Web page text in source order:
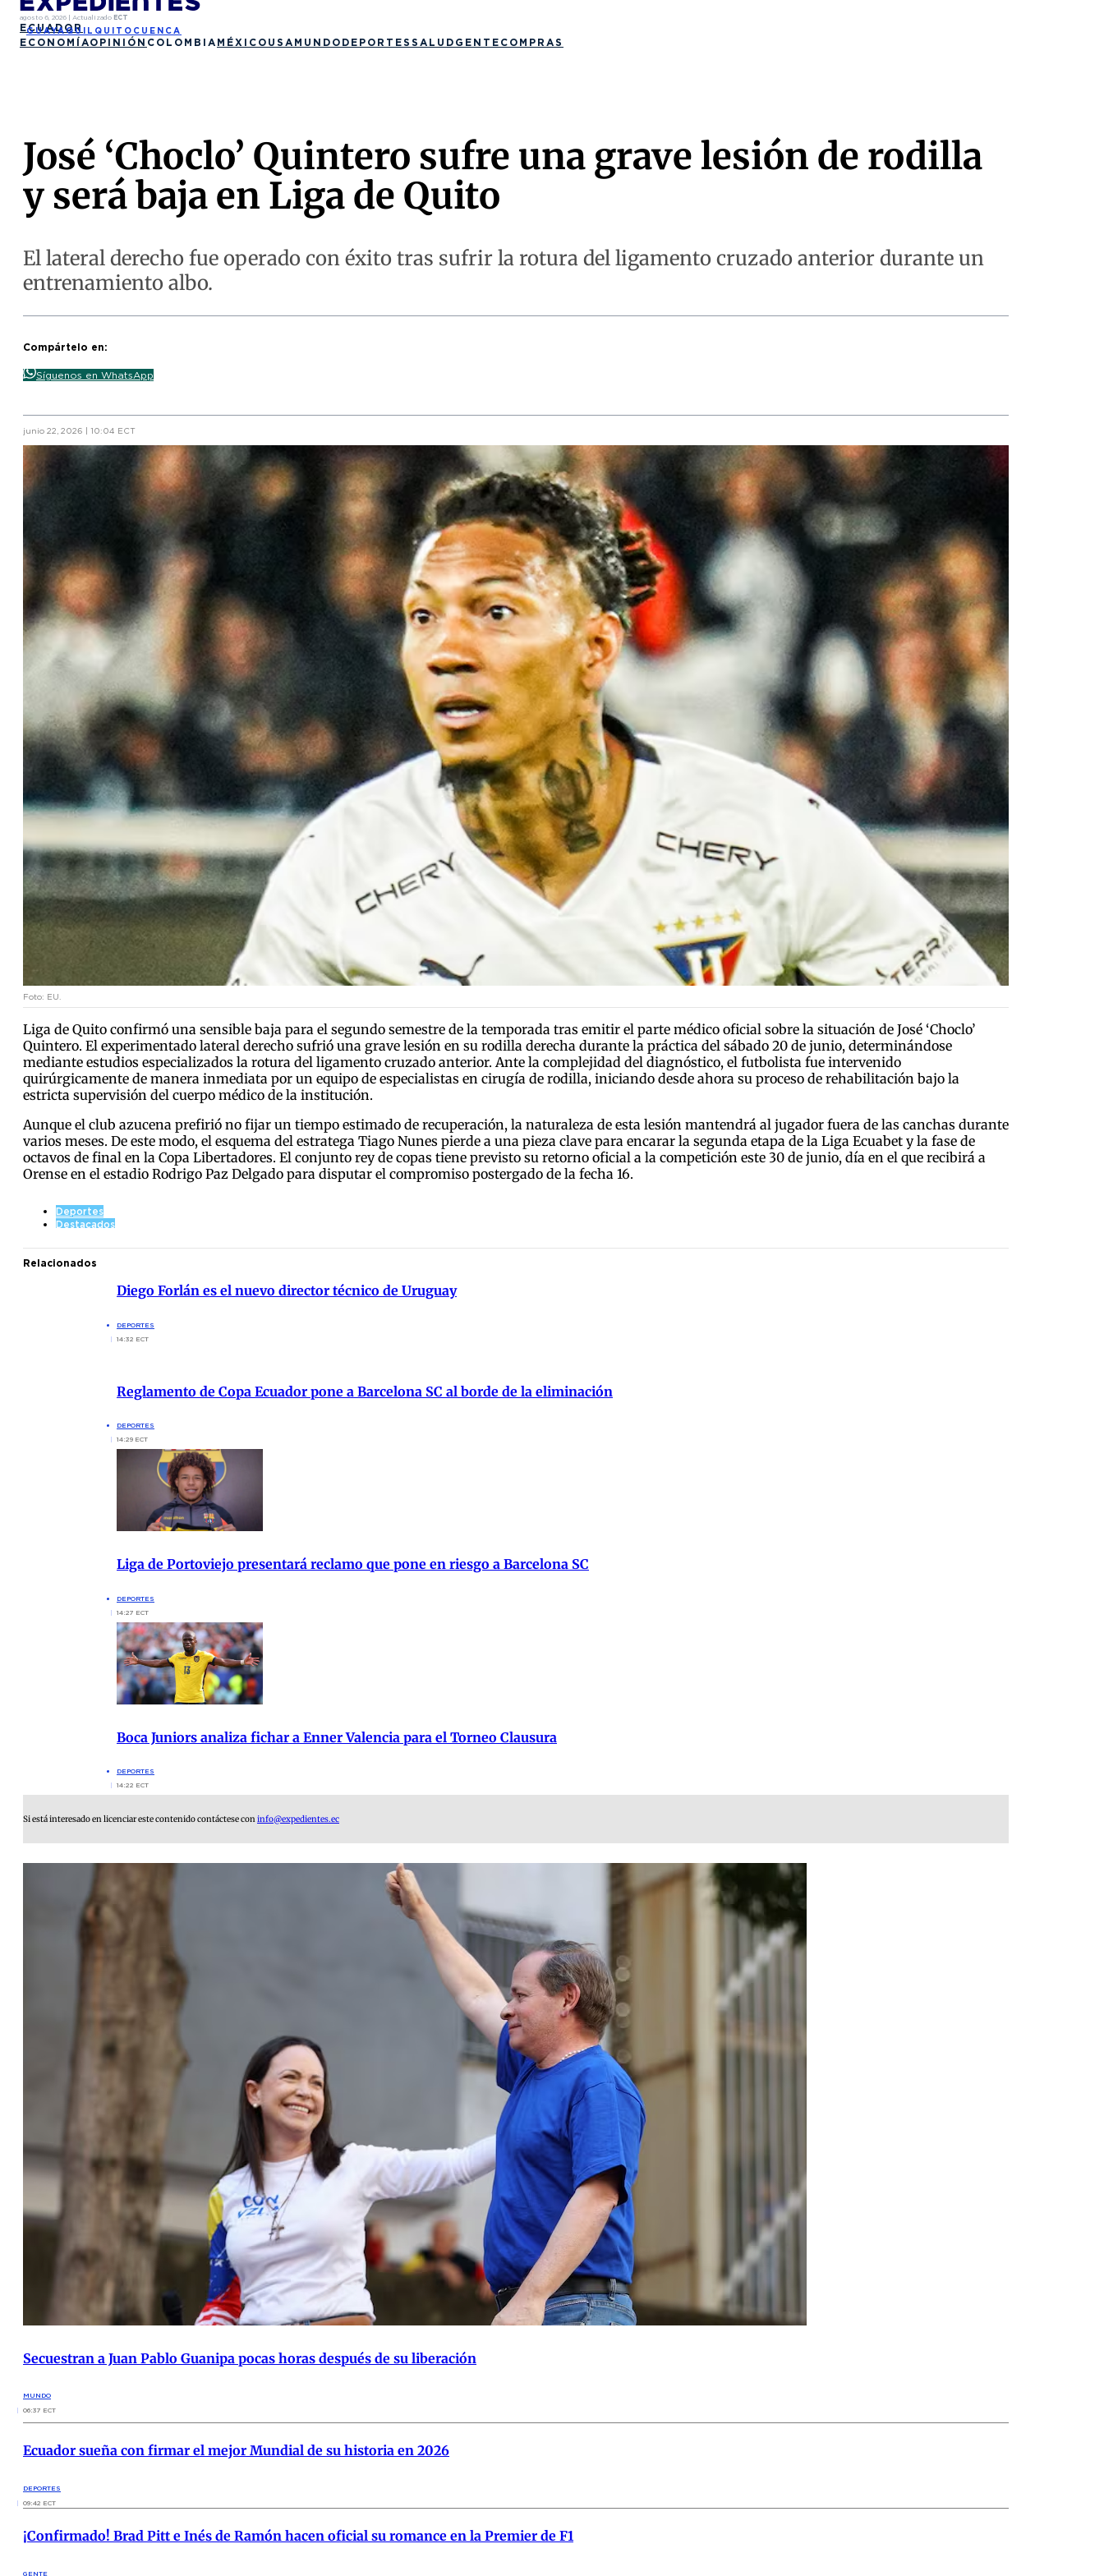
agosto 6, 2026 | Actualizado ECT
ECUADOR
GUAYAQUIL QUITO CUENCA
ECONOMÍAOPINIÓN COLOMBIA MÉXICO USA MUNDO DEPORTES SALUD GENTE COMPRAS
José ‘Choclo’ Quintero sufre una grave lesión de rodilla
y será baja en Liga de Quito
El lateral derecho fue operado con éxito tras sufrir la rotura del ligamento cruzado anterior durante un
entrenamiento albo.
Compártelo en:
Síguenos en WhatsApp
junio 22, 2026 | 10:04 ECT
Foto: EU.
Liga de Quito confirmó una sensible baja para el segundo semestre de la temporada tras emitir el parte médico oficial sobre la situación de José ‘Choclo’
Quintero. El experimentado lateral derecho sufrió una grave lesión en su rodilla derecha durante la práctica del sábado 20 de junio, determinándose
mediante estudios especializados la rotura del ligamento cruzado anterior. Ante la complejidad del diagnóstico, el futbolista fue intervenido
quirúrgicamente de manera inmediata por un equipo de especialistas en cirugía de rodilla, iniciando desde ahora su proceso de rehabilitación bajo la
estricta supervisión del cuerpo médico de la institución.
Aunque el club azucena prefirió no fijar un tiempo estimado de recuperación, la naturaleza de esta lesión mantendrá al jugador fuera de las canchas durante
varios meses. De este modo, el esquema del estratega Tiago Nunes pierde a una pieza clave para encarar la segunda etapa de la Liga Ecuabet y la fase de
octavos de final en la Copa Libertadores. El conjunto rey de copas tiene previsto su retorno oficial a la competición este 30 de junio, día en el que recibirá a
Orense en el estadio Rodrigo Paz Delgado para disputar el compromiso postergado de la fecha 16.
Deportes
Destacados
Relacionados
Diego Forlán es el nuevo director técnico de Uruguay
DEPORTES
14:32 ECT
Reglamento de Copa Ecuador pone a Barcelona SC al borde de la eliminación
DEPORTES
14:29 ECT
Liga de Portoviejo presentará reclamo que pone en riesgo a Barcelona SC
DEPORTES
14:27 ECT
Boca Juniors analiza fichar a Enner Valencia para el Torneo Clausura
DEPORTES
14:22 ECT
Si está interesado en licenciar este contenido contáctese con info@expedientes.ec
Secuestran a Juan Pablo Guanipa pocas horas después de su liberación
MUNDO
06:37 ECT
Ecuador sueña con firmar el mejor Mundial de su historia en 2026
DEPORTES
09:42 ECT
¡Confirmado! Brad Pitt e Inés de Ramón hacen oficial su romance en la Premier de F1
GENTE